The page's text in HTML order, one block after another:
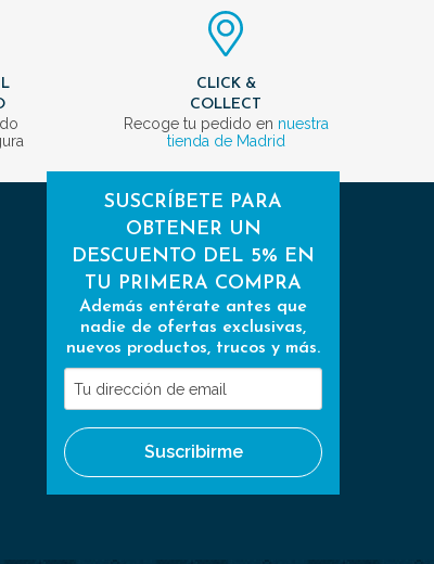
CLICK &
COLLECT
Recoge tu pedido en nuestra
tienda de Madrid
SUSCRÍBETE PARA
OBTENER UN
DESCUENTO DEL 5% EN
TU PRIMERA COMPRA
Además entérate antes que
nadie de ofertas exclusivas,
nuevos productos, trucos y más.
Tu
dirección
de
email
Suscribirme